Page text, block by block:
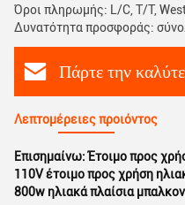
Όροι πληρωμής: L/C, T/T,
Δυνατότητα προσφοράς:
Πάρτε την
Λεπτομέρειες προιόντος
Επισημαίνω:Έτοιμο προς
110V έτοιμο προς χρήση
800w ηλιακά πλαίσια